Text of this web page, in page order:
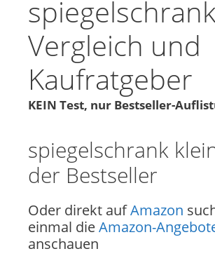
Vergleich und
Kaufratgeber
KEIN Test, nur Bestseller-
spiegelschrank
der Bestseller
Oder direkt aufAmazon
einmal dieAmazon-
anschauen